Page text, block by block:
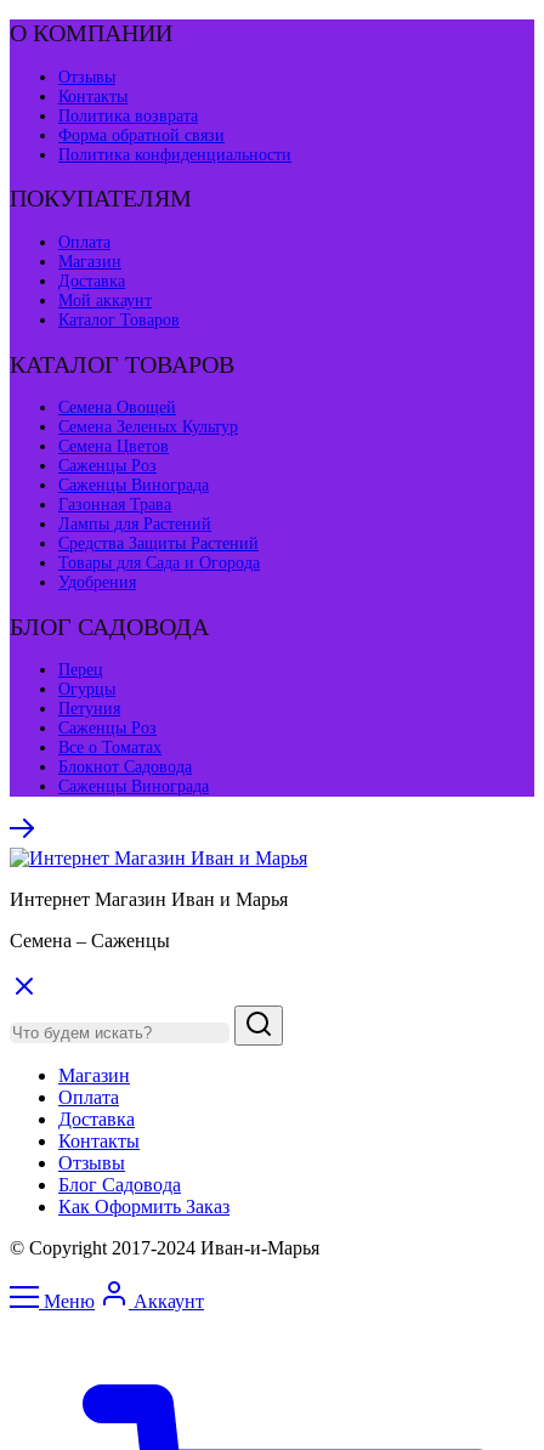
О КОМПАНИИ
Отзывы
Контакты
Политика возврата
Форма обратной связи
Политика конфиденциальности
ПОКУПАТЕЛЯМ
Оплата
Магазин
Доставка
Мой аккаунт
Каталог Товаров
КАТАЛОГ ТОВАРОВ
Семена Овощей
Семена Зеленых Культур
Семена Цветов
Саженцы Роз
Саженцы Винограда
Газонная Трава
Лампы для Растений
Средства Защиты Растений
Товары для Сада и Огорода
Удобрения
БЛОГ САДОВОДА
Перец
Огурцы
Петуния
Саженцы Роз
Все о Томатах
Блокнот Садовода
Саженцы Винограда
Интернет Магазин Иван и Марья
Семена – Саженцы
Магазин
Оплата
Доставка
Контакты
Отзывы
Блог Садовода
Как Оформить Заказ
© Copyright 2017-2024 Иван-и-Марья
Меню Аккаунт